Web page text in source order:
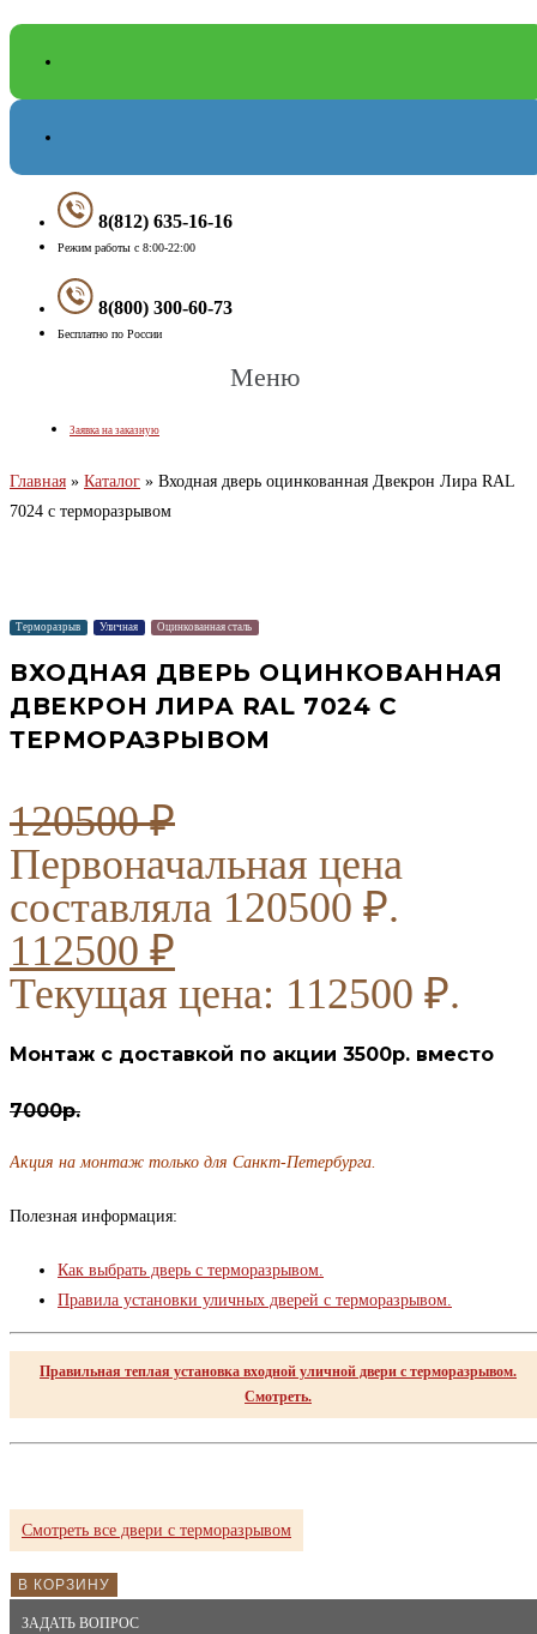
8(812) 635-16-16
Режим работы с 8:00-22:00
8(800) 300-60-73
Бесплатно по России
Меню
Заявка на заказную
Главная » Каталог » Входная дверь оцинкованная Двекрон Лира RAL
7024 с терморазрывом
Терморазрыв Уличная Оцинкованная сталь
ВХОДНАЯ ДВЕРЬ ОЦИНКОВАННАЯ
ДВЕКРОН ЛИРА RAL 7024 С
ТЕРМОРАЗРЫВОМ
120500₽
Первоначальная цена
составляла 120500 ₽.
112500 ₽
Текущая цена: 112500 ₽.
Монтаж с доставкой по акции 3500р. вместо
7000р.
Акция на монтаж только для Санкт-Петербурга.
Полезная информация:
Как выбрать дверь с терморазрывом.
Правила установки уличных дверей с терморазрывом.
Правильная теплая установка входной уличной двери с терморазрывом.
Смотреть.
Смотреть все двери с терморазрывом
В КОРЗИНУ
ЗАДАТЬ ВОПРОС